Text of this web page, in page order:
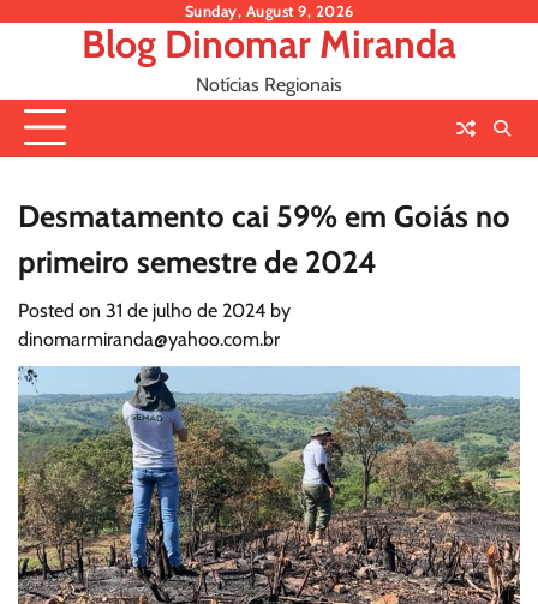
Sunday, August 9, 2026
Blog Dinomar Miranda
Notícias Regionais
Desmatamento cai 59% em Goiás no
primeiro semestre de 2024
Posted on 31 de julho de 2024 by
dinomarmiranda@yahoo.com.br